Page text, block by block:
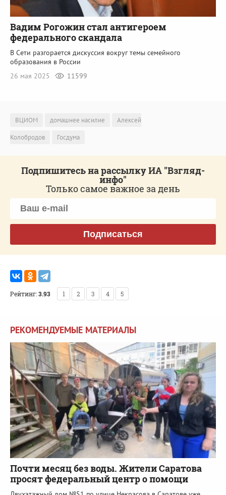
Вадим Рогожин стал антигероем
федерального скандала
В Сети разгорается дискуссия вокруг темы семейного
образования в России
26 мая 2025
11599
ВЦИОМ домашнее насилие
Алексей
Колобродов
Госдума
Подпишитесь на рассылку ИА "Взгляд-
инфо"
Только самое важное за день
Подписаться
Рейтинг:3.93 1 2 3 4 5
РЕКОМЕНДУЕМЫЕ МАТЕРИАЛЫ
Почти месяц без воды. Жители Саратова
просят федеральный центр о помощи